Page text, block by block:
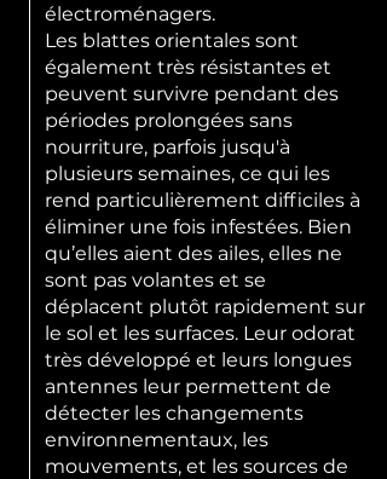
électroménagers.
Les blattes orientales sont
également très résistantes et
peuvent survivre pendant des
périodes prolongées sans
nourriture, parfois jusqu'à
plusieurs semaines, ce qui les
rend particulièrement difficiles à
éliminer une fois infestées. Bien
qu’elles aient des ailes, elles ne
sont pas volantes et se
déplacent plutôt rapidement sur
le sol et les surfaces. Leur odorat
très développé et leurs longues
antennes leur permettent de
détecter les changements
environnementaux, les
mouvements, et les sources de